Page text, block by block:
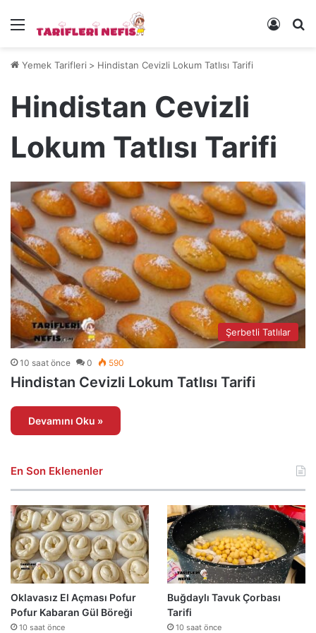
Menü Kayıt
Yemek Tarifleri > Hindistan Cevizli Lokum Tatlısı Tarifi
Hindistan Cevizli
Lokum Tatlısı Tarifi
Şerbetli Tatlılar
10 saat önce 0 590
Hindistan Cevizli Lokum Tatlısı Tarifi
Devamını Oku »
En Son Eklenenler
Oklavasız El Açması Pofur
Pofur Kabaran Gül Böreği
10 saat önce
Buğdaylı Tavuk Çorbası
Tarifi
10 saat önce